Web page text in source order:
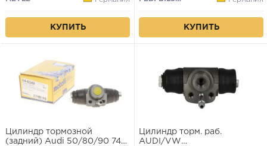
КУПИТЬ КУПИТЬ
Цилиндр тормозной
(задний) Audi 50/80/90 74-
Цилиндр торм. раб.
AUDI/VW